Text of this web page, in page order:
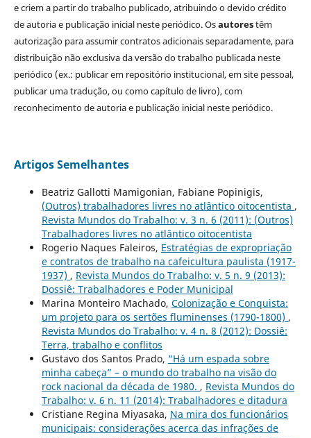
e criem a partir do trabalho publicado, atribuindo o devido crédito
de autoria e publicação inicial neste periódico. Osautorestêm
autorização para assumir contratos adicionais separadamente, para
distribuição não exclusiva da versão do trabalho publicada neste
periódico (ex.: publicar em repositório institucional, em site pessoal,
publicar uma tradução, ou como capítulo de livro), com
reconhecimento de autoria e publicação inicial neste periódico.
Artigos Semelhantes
Beatriz Gallotti Mamigonian, Fabiane Popinigis,
(Outros) trabalhadores livres no atlântico oitocentista ,
Revista Mundos do Trabalho: v. 3 n. 6 (2011): (Outros)
Trabalhadores livres no atlântico oitocentista
Rogerio Naques Faleiros, Estratégias de expropriação
e contratos de trabalho na cafeicultura paulista (1917-
1937) , Revista Mundos do Trabalho: v. 5 n. 9 (2013):
Dossiê: Trabalhadores e Poder Municipal
Marina Monteiro Machado, Colonização e Conquista:
um projeto para os sertões fluminenses (1790-1800) ,
Revista Mundos do Trabalho: v. 4 n. 8 (2012): Dossiê:
Terra, trabalho e conflitos
Gustavo dos Santos Prado, “Há um espada sobre
minha cabeça” – o mundo do trabalho na visão do
rock nacional da década de 1980. , Revista Mundos do
Trabalho: v. 6 n. 11 (2014): Trabalhadores e ditadura
Cristiane Regina Miyasaka, Na mira dos funcionários
municipais: considerações acerca das infrações de